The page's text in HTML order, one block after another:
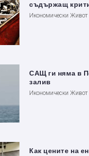
съдържащ
Икономически Живот
САЩ ги няма в
залив
Икономически Живот
Как цените на